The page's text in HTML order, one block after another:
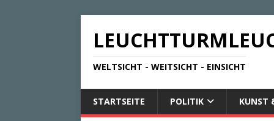
WELTSICHT - WEITSICHT - EINSICHT
STARTSEITE POLITIK KUNST